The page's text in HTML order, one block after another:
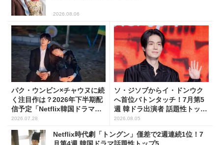
2026.08.06
パク・ウンビン×チャウヌに続
く注目作は？2026年下半期配
信予定「Netflix韓国ドラマ」8
選
2026.07.28
ソ・ジソブからイ・ドンウク
へ首位バトンタッチ！7月第5
週 韓ドラ出演者 話題性トップ
5
2026.08.05
Netflix時代劇「トングン」僅差で2週連続1位！7